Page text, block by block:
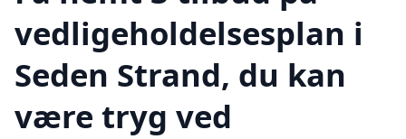
vedligeholdelsesplan i
Seden Strand, du kan
være tryg ved